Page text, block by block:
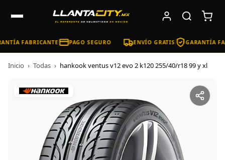
FABRICANTE PAGO SEGURO ENVÍO GRATIS GARANTÍA
Inicio › Todas › hankook ventus v12 evo 2 k120 255/40/r18 99 y xl